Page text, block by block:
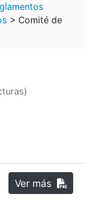
> Comité de